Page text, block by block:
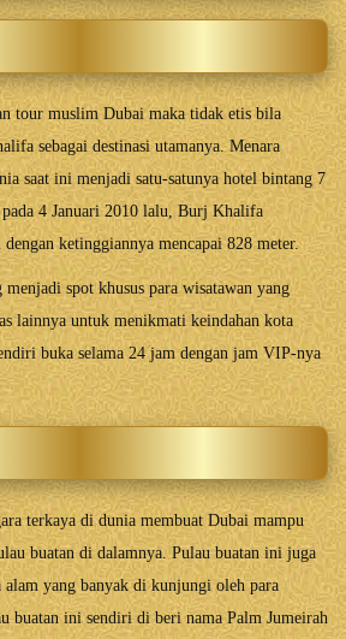
tour muslim Dubai maka tidak etis bila
sebagai destinasi utamanya. Menara
saat ini menjadi satu-satunya hotel bintang 7
4 Januari 2010 lalu, Burj Khalifa
ketinggiannya mencapai 828 meter.
spot khusus para wisatawan yang
lainnya untuk menikmati keindahan kota
buka selama 24 jam dengan jam VIP-nya
terkaya di dunia membuat Dubai mampu
buatan di dalamnya. Pulau buatan ini juga
alam yang banyak di kunjungi oleh para
buatan ini sendiri di beri nama Palm Jumeirah